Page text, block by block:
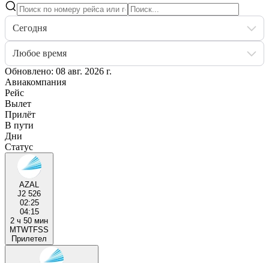
Сегодня
Любое время
Обновлено: 08 авг. 2026 г.
Авиакомпания
Рейс
Вылет
Прилёт
В пути
Дни
Статус
AZAL
J2 526
02:25
04:15
2 ч 50 мин
MTWTFSS
Прилетел